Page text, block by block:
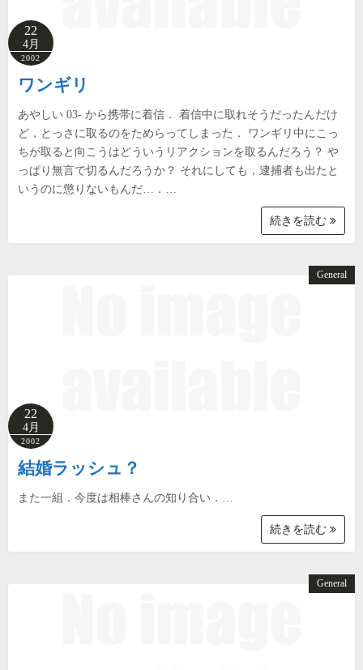
22
4月
2002
ワンギリ
あやしい 03- から携帯に着信． 着信中に取れそうだったんだけ
ど，とっさに取るのをためらってしまった． ワンギリ中にこっ
ちが取ると向こうはどういうリアクションを取るんだろう？ や
っぱり無言で切るんだろうか？ それにしても，逮捕者も出たと
いうのに懲りないもんだ…．…
続きを読む
General
22
4月
2002
結婚ラッシュ？
また一組．今度は相棒さんの知り合い．…
続きを読む
General